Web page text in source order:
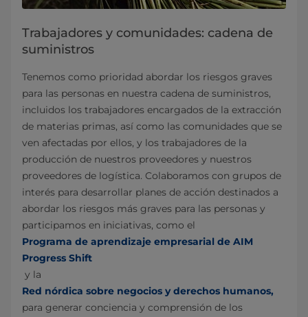
Trabajadores y comunidades: cadena de
suministros
Tenemos como prioridad abordar los riesgos graves
para las personas en nuestra cadena de suministros,
incluidos los trabajadores encargados de la extracción
de materias primas, así como las comunidades que se
ven afectadas por ellos, y los trabajadores de la
producción de nuestros proveedores y nuestros
proveedores de logística. Colaboramos con grupos de
interés para desarrollar planes de acción destinados a
abordar los riesgos más graves para las personas y
participamos en iniciativas, como el
Programa de aprendizaje empresarial de AIM
Progress Shift
y la
Red nórdica sobre negocios y derechos humanos,
para generar conciencia y comprensión de los